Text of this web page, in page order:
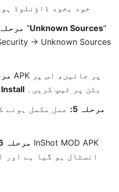
خود بخود ڈاؤنلوڈ
مرحلہ 3: یقینی بنائیں کہ "Unknown Sources"
Install
بٹن پر ٹیپ کریں۔
مرحلہ 5:
عمل مکمل ہونے
مرحلہ 6:
انسٹال ہو گیا ہے اور